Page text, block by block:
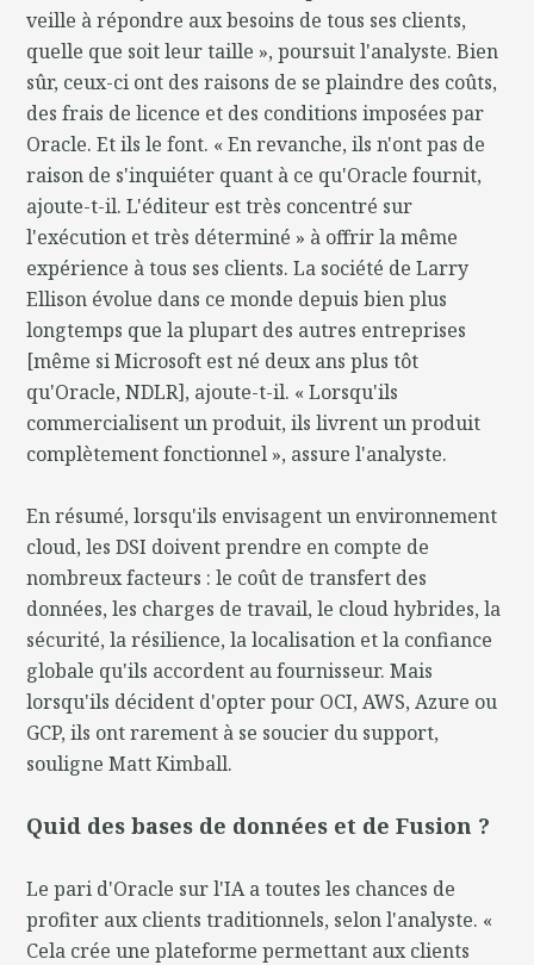
veille à répondre aux besoins de tous ses clients,
quelle que soit leur taille », poursuit l'analyste. Bien
sûr, ceux-ci ont des raisons de se plaindre des coûts,
des frais de licence et des conditions imposées par
Oracle. Et ils le font. « En revanche, ils n'ont pas de
raison de s'inquiéter quant à ce qu'Oracle fournit,
ajoute-t-il. L'éditeur est très concentré sur
l'exécution et très déterminé » à offrir la même
expérience à tous ses clients. La société de Larry
Ellison évolue dans ce monde depuis bien plus
longtemps que la plupart des autres entreprises
[même si Microsoft est né deux ans plus tôt
qu'Oracle, NDLR], ajoute-t-il. « Lorsqu'ils
commercialisent un produit, ils livrent un produit
complètement fonctionnel », assure l'analyste.
En résumé, lorsqu'ils envisagent un environnement
cloud, les DSI doivent prendre en compte de
nombreux facteurs : le coût de transfert des
données, les charges de travail, le cloud hybrides, la
sécurité, la résilience, la localisation et la confiance
globale qu'ils accordent au fournisseur. Mais
lorsqu'ils décident d'opter pour OCI, AWS, Azure ou
GCP, ils ont rarement à se soucier du support,
souligne Matt Kimball.
Quid des bases de données et de Fusion ?
Le pari d'Oracle sur l'IA a toutes les chances de
profiter aux clients traditionnels, selon l'analyste. «
Cela crée une plateforme permettant aux clients